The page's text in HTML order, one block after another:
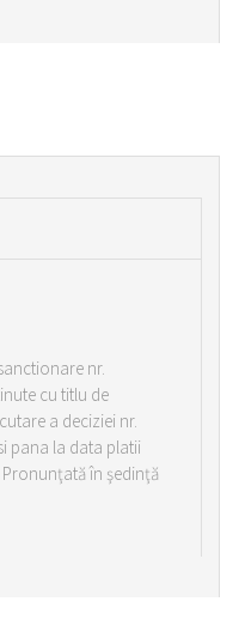
nr.
cu titlu de
a deciziei nr.
pana la data platii
Pronunţată în şedinţă